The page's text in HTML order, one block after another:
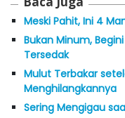
Meski Pahit, Ini 4
Bukan Minum,
Tersedak
Mulut Terbakar
Menghilangkannya
Sering Mengigau